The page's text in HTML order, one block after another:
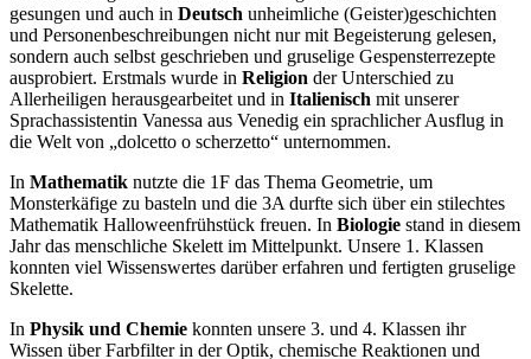
gesungen und auch in Deutsch unheimliche (Geister)geschichten
und Personenbeschreibungen nicht nur mit Begeisterung gelesen,
sondern auch selbst geschrieben und gruselige Gespensterrezepte
ausprobiert. Erstmals wurde in Religion der Unterschied zu
Allerheiligen herausgearbeitet und in Italienisch mit unserer
Sprachassistentin Vanessa aus Venedig ein sprachlicher Ausflug in
die Welt von „dolcetto o scherzetto“ unternommen.
In Mathematik nutzte die 1F das Thema Geometrie, um
Monsterkäfige zu basteln und die 3A durfte sich über ein stilechtes
Mathematik Halloweenfrühstück freuen. In Biologie stand in diesem
Jahr das menschliche Skelett im Mittelpunkt. Unsere 1. Klassen
konnten viel Wissenswertes darüber erfahren und fertigten gruselige
Skelette.
In Physik und Chemie konnten unsere 3. und 4. Klassen ihr
Wissen über Farbfilter in der Optik, chemische Reaktionen und